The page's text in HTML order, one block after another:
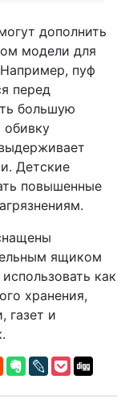
дополнить
модели для
пуф
перед
большую
обивку
Детские
повышенные
ящиком
как
хранения,
газет и